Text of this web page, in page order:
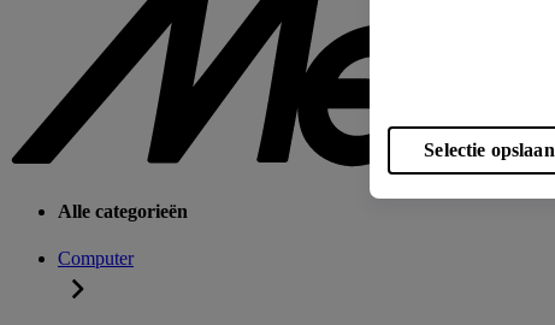
Alle categorieën
Computer
Selectie opslaan